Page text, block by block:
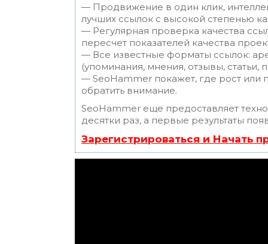
— Продвижение в один клик,
лучших ссылок с высокой степенью
— Регулярная проверка качества
пересчет показателей качества
— Все известные форматы ссылок:
(упоминания, мнения, отзывы, статьи,
— SeoHammer покажет, где рост или
обратить внимание.
SeoHammer еще предоставляет
десятки раз, а первые результаты
Зарегистрироваться и Начать